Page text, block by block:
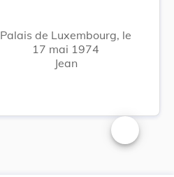
Palais de Luxembourg, le
17 mai 1974
Jean
Changer la